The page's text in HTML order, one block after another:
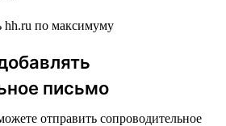
письмо
отправить сопроводительное